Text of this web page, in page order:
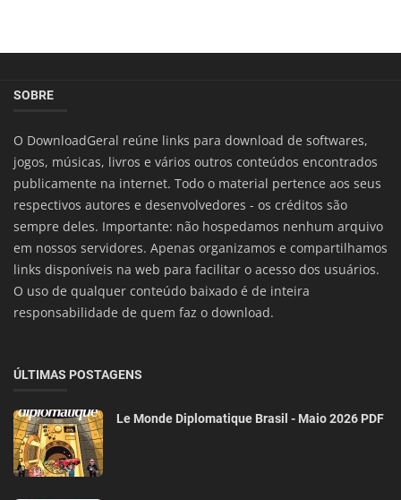
SOBRE
O DownloadGeral reúne links para download de softwares,
jogos, músicas, livros e vários outros conteúdos encontrados
publicamente na internet. Todo o material pertence aos seus
respectivos autores e desenvolvedores - os créditos são
sempre deles. Importante: não hospedamos nenhum arquivo
em nossos servidores. Apenas organizamos e compartilhamos
links disponíveis na web para facilitar o acesso dos usuários.
O uso de qualquer conteúdo baixado é de inteira
responsabilidade de quem faz o download.
ÚLTIMAS POSTAGENS
Le Monde Diplomatique Brasil - Maio 2026 PDF